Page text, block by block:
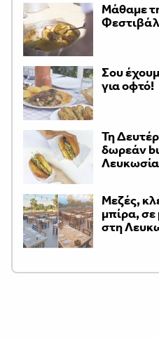
Μάθαμε
Σου
για οφτό!
Τη
δωρεάν
Λευκωσία
Μεζές,
μπίρα,
στη